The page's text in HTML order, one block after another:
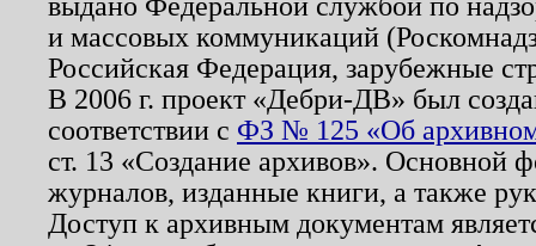
и массовых коммуникаций
Российская Федерация, зарубежные
В 2006 г. проект «Дебри-ДВ» был
соответствии с ФЗ № 125 «Об
ст. 13 «Создание архивов». Основной
журналов, изданные книги, а также
Доступ к архивным документам